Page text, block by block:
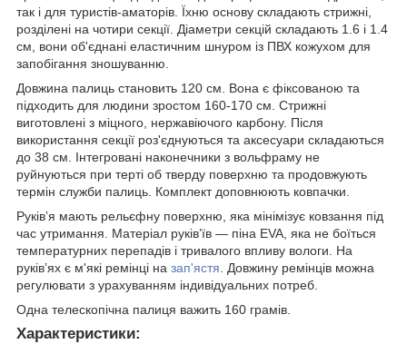
так і для туристів-аматорів. Їхню основу складають стрижні,
розділені на чотири секції. Діаметри секцій складають 1.6 і 1.4
см, вони об'єднані еластичним шнуром із ПВХ кожухом для
запобігання зношуванню.
Довжина палиць становить 120 см. Вона є фіксованою та
підходить для людини зростом 160-170 см. Стрижні
виготовлені з міцного, нержавіючого карбону. Після
використання секції роз'єднуються та аксесуари складаються
до 38 см. Інтегровані наконечники з вольфраму не
руйнуються при терті об тверду поверхню та продовжують
термін служби палиць. Комплект доповнюють ковпачки.
Руківʼя мають рельєфну поверхню, яка мінімізує ковзання під
час утримання. Матеріал руківʼїв — піна EVA, яка не боїться
температурних перепадів і тривалого впливу вологи. На
руківʼях є м'які ремінці на зап'ястя. Довжину ремінців можна
регулювати з урахуванням індивідуальних потреб.
Одна телескопічна палиця важить 160 грамів.
Характеристики: